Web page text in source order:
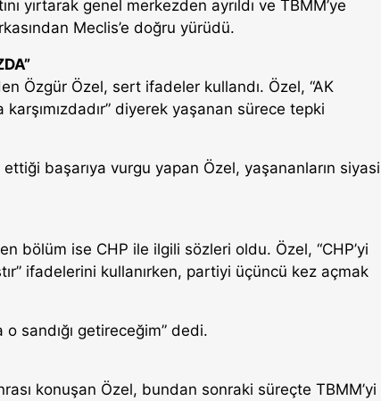
yırtarak genel merkezden ayrıldı ve TBMM’ye
Meclis’e doğru yürüdü.
Özgür Özel, sert ifadeler kullandı. Özel, “AK
diyerek yaşanan sürece tepki
başarıya vurgu yapan Özel, yaşananların siyasi
bölüm ise CHP ile ilgili sözleri oldu. Özel, “CHP’yi
ifadelerini kullanırken, partiyi üçüncü kez açmak
sandığı getireceğim” dedi.
konuşan Özel, bundan sonraki süreçte TBMM’yi